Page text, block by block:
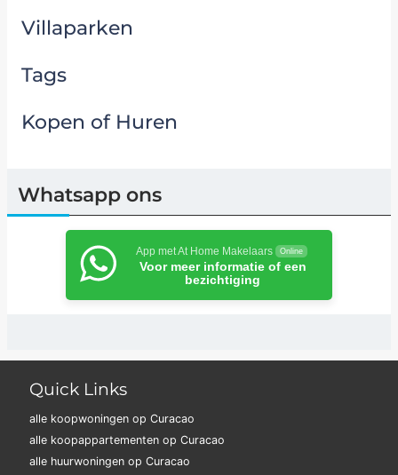
Villaparken
Tags
Kopen of Huren
Whatsapp ons
App met At Home Makelaars Online
Voor meer informatie of een
bezichtiging
Quick Links
alle koopwoningen op Curacao
alle koopappartementen op Curacao
alle huurwoningen op Curacao